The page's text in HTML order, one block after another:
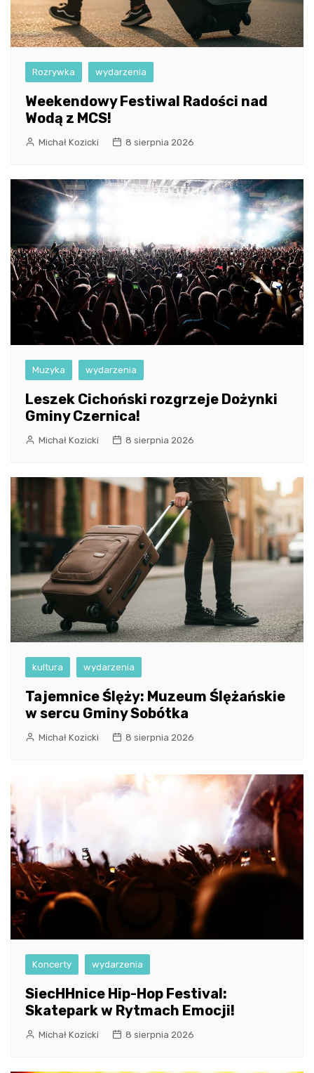
Rozrywka wydarzenia
Weekendowy Festiwal Radości nad
Wodą z MCS!
Michał Kozicki 8 sierpnia 2026
Muzyka wydarzenia
Leszek Cichoński rozgrzeje Dożynki
Gminy Czernica!
Michał Kozicki 8 sierpnia 2026
kultura wydarzenia
Tajemnice Ślęży: Muzeum Ślężańskie
w sercu Gminy Sobótka
Michał Kozicki 8 sierpnia 2026
Koncerty wydarzenia
SiecHHnice Hip-Hop Festival:
Skatepark w Rytmach Emocji!
Michał Kozicki 8 sierpnia 2026